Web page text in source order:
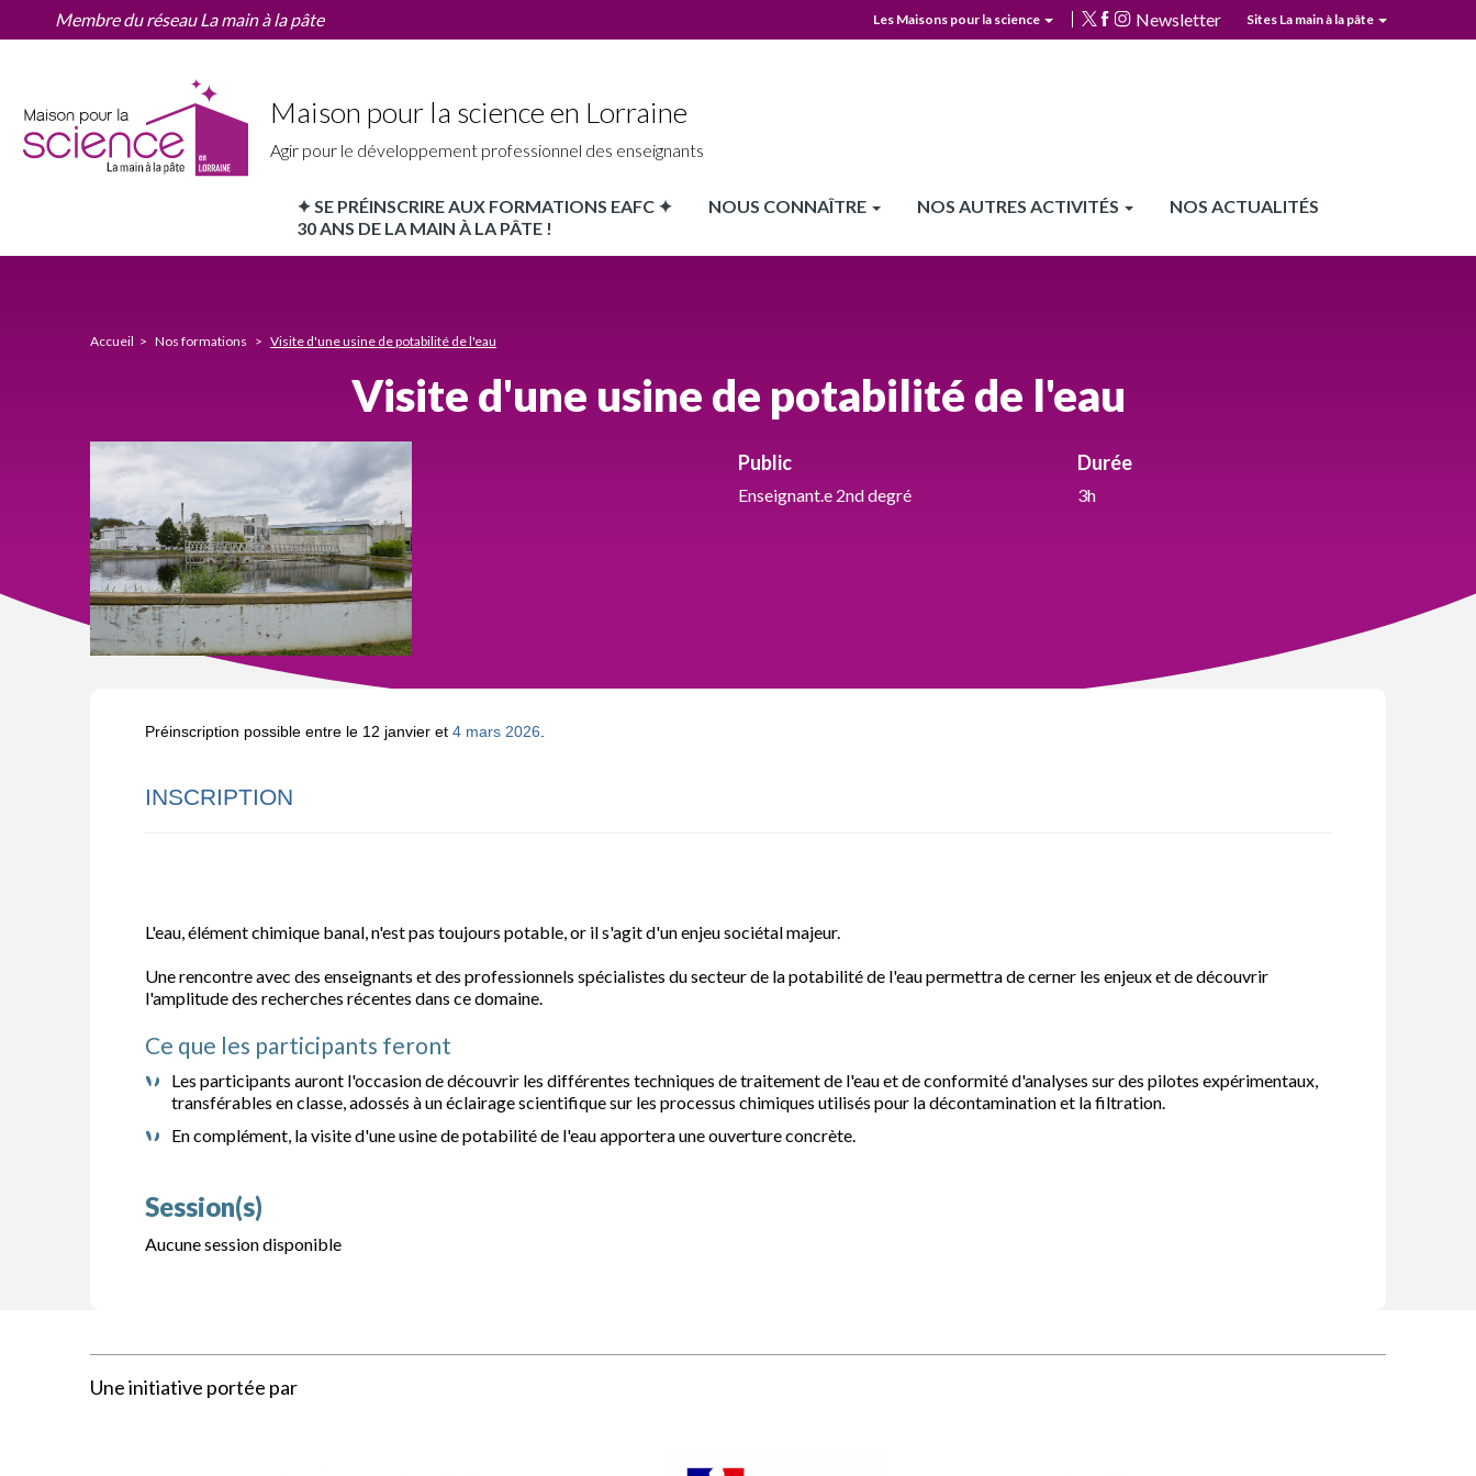
l'eau
Membre du réseau La main à la pâte
MPLS
Les Maisons pour la science Newsletter Sites La main à la pâte
Maison pour la science en Lorraine
Agir pour le développement professionnel des enseignants
MPLS
principale
✦ SE PRÉINSCRIRE AUX FORMATIONS EAFC ✦ NOUS CONNAÎTRE NOS AUTRES ACTIVITÉS
NOS ACTUALITÉS
30 ANS DE LA MAIN À LA PÂTE !
Accueil Nos formations Visite d'une usine de potabilité de l'eau
Visite d'une usine de potabilité de l'eau
Public
Enseignant.e 2nd degré
Durée
3h
Préinscription possible entre le 12 janvier et 4 mars 2026
INSCRIPTION
L'eau, élément chimique banal, n'est pas toujours potable, or il s'agit d'un enjeu sociétal majeur.
Une rencontre avec des enseignants et des professionnels spécialistes du secteur de la potabilité de l'eau permettra de cerner les enjeux et de découvrir
l'amplitude des recherches récentes dans ce domaine.
Ce que les participants feront
Les participants auront l'occasion de découvrir les différentes techniques de traitement de l'eau et de conformité d'analyses sur des pilotes expérimentaux,
transférables en classe, adossés à un éclairage scientifique sur les processus chimiques utilisés pour la décontamination et la filtration.
En complément, la visite d'une usine de potabilité de l'eau apportera une ouverture concrète.
Session(s)
Aucune session disponible
Une initiative portée par